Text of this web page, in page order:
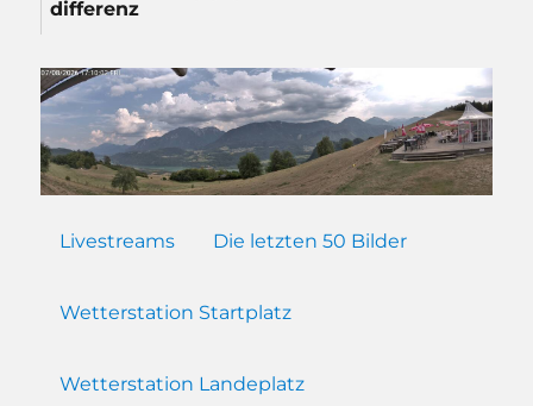
differenz
Livestreams Die letzten 50 Bilder
Wetterstation Startplatz
Wetterstation Landeplatz